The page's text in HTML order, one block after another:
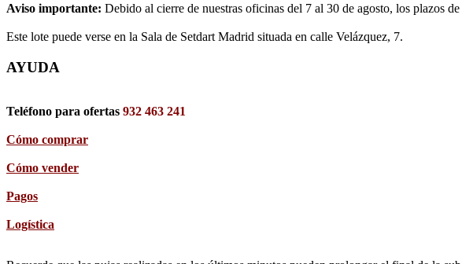
Aviso importante: Debido al cierre de nuestras oficinas del 7 al 30 de agosto, los plazos
Este lote puede verse en la Sala de Setdart Madrid situada en calle Velázquez, 7.
AYUDA
Teléfono para ofertas 932 463 241
Cómo comprar
Cómo vender
Pagos
Logística